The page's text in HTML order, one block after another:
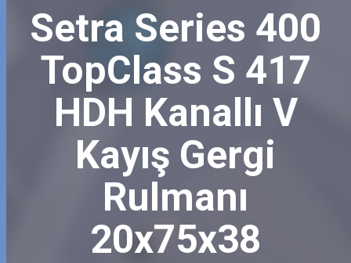
Setra Series 400
TopClass S 417
HDH Kanallı V
Kayış Gergi
Rulmanı
20x75x38